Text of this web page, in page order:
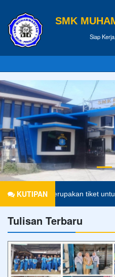
SMK
Siap
KUTIPAN
merupakan tiket untuk
Tulisan Terbaru